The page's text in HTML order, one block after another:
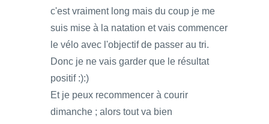
c'est vraiment long mais du coup je me
suis mise à la natation et vais commencer
le vélo avec l'objectif de passer au tri.
Donc je ne vais garder que le résultat
positif :):)
Et je peux recommencer à courir
dimanche ; alors tout va bien